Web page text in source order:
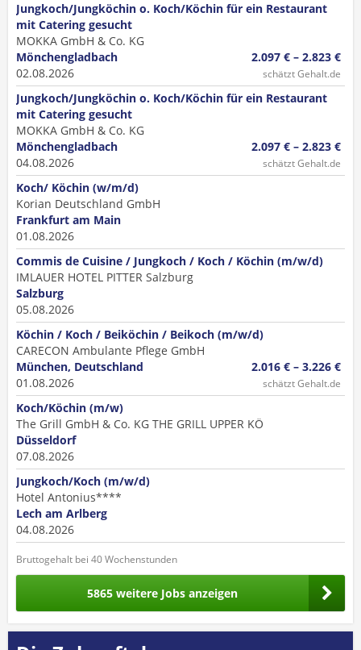
Jungkoch/Jungköchin o. Koch/Köchin für ein Restaurant
mit Catering gesucht
MOKKA GmbH & Co. KG
Mönchengladbach
02.08.2026
2.097 € – 2.823 €
schätzt Gehalt.de
Jungkoch/Jungköchin o. Koch/Köchin für ein Restaurant
mit Catering gesucht
MOKKA GmbH & Co. KG
Mönchengladbach
04.08.2026
2.097 € – 2.823 €
schätzt Gehalt.de
Koch/ Köchin (w/m/d)
Korian Deutschland GmbH
Frankfurt am Main
01.08.2026
Commis de Cuisine / Jungkoch / Koch / Köchin (m/w/d)
IMLAUER HOTEL PITTER Salzburg
Salzburg
05.08.2026
Köchin / Koch / Beiköchin / Beikoch (m/w/d)
CARECON Ambulante Pflege GmbH
München, Deutschland
01.08.2026
2.016 € – 3.226 €
schätzt Gehalt.de
Koch/Köchin (m/w)
The Grill GmbH & Co. KG THE GRILL UPPER KÖ
Düsseldorf
07.08.2026
Jungkoch/Koch (m/w/d)
Hotel Antonius****
Lech am Arlberg
04.08.2026
Bruttogehalt bei 40 Wochenstunden
5865 weitere Jobs anzeigen